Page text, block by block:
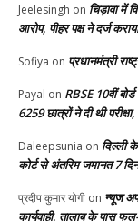
Jeelesingh on चिड़ावा में
आरोप, पीहर पक्ष ने दर्ज
Sofiya on प्रधानमंत्री
Payal on RBSE 10वीं
6259 छात्रों ने दी थी
Daleepsunia on दिल्ली
कोर्ट से अंतरिम जमानत 7
प्रदीप कुमार योगी on न्यूज
कार्यवाही, तालाब के पास